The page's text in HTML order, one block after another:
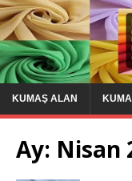
KUMAŞ ALAN
Ay: Nisan